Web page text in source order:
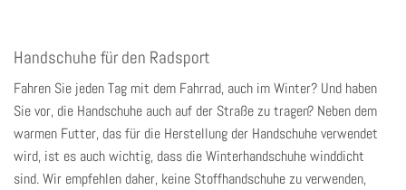
Handschuhe für den Radsport
Fahren Sie jeden Tag mit dem Fahrrad, auch im Winter? Und haben
Sie vor, die Handschuhe auch auf der Straße zu tragen? Neben dem
warmen Futter, das für die Herstellung der Handschuhe verwendet
wird, ist es auch wichtig, dass die Winterhandschuhe winddicht
sind. Wir empfehlen daher, keine Stoffhandschuhe zu verwenden,